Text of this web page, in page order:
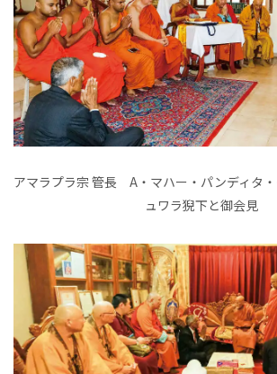
アマラプラ宗 管長 A・マハー・パンディタ
ュワラ猊下と御会見